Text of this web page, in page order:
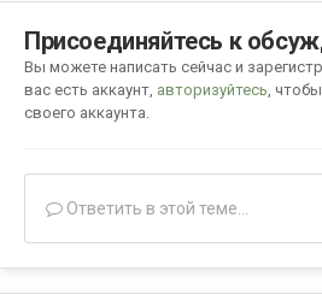
Присоединяйтесь к
Вы можете написать сейчас и
вас есть аккаунт, авторизуйтесь ,
своего аккаунта.
Ответить в этой теме...